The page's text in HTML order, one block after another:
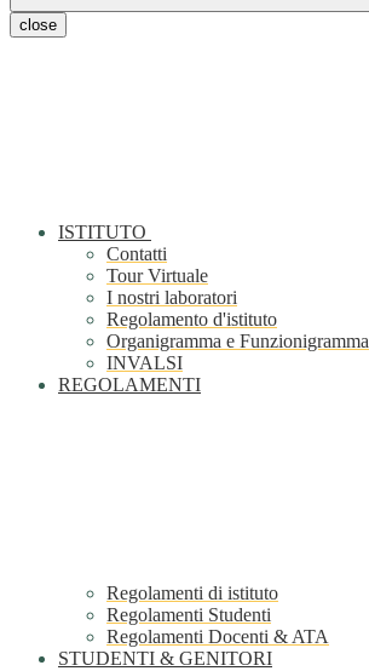
close
ISTITUTO
Contatti
Tour Virtuale
I nostri laboratori
Regolamento d'istituto
Organigramma e Funzionigramma
INVALSI
REGOLAMENTI
Regolamenti di istituto
Regolamenti Studenti
Regolamenti Docenti & ATA
STUDENTI & GENITORI